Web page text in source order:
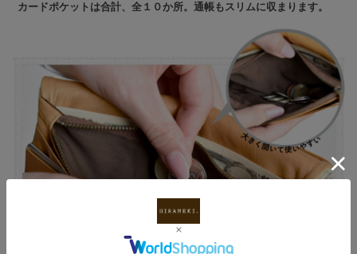
カードポケットは合計、全１０か所。通帳もスリムに収まります。